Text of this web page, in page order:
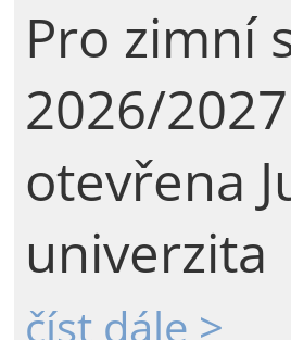
Pro zimní
2026/
otevřena
univerzita
číst dále >